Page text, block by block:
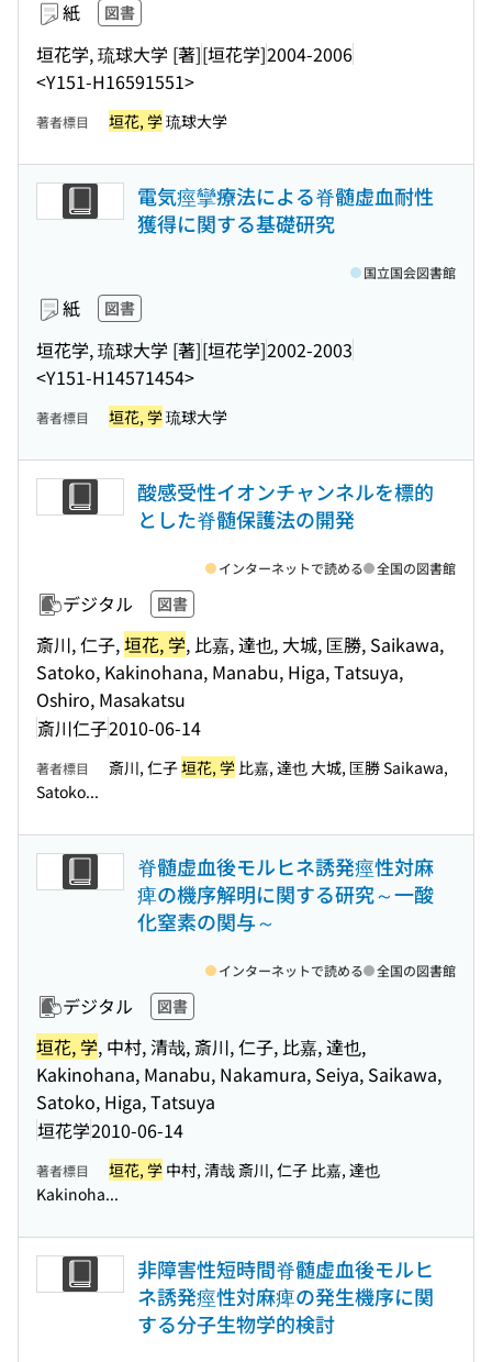
紙 図書
垣花学, 琉球大学 [著][垣花学]2004-2006
<Y151-H16591551>
著者標目 垣花, 学琉球大学
電気痙攣療法による脊髄虚血耐性
獲得に関する基礎研究
紙 図書
垣花学, 琉球大学 [著][垣花学]2002-2003
<Y151-H14571454>
国立国会図書館
著者標目 垣花, 学琉球大学
酸感受性イオンチャンネルを標的
とした脊髄保護法の開発
デジタル 図書
斎川, 仁子,垣花, 学, 比嘉, 達也, 大城, 匡勝, Saikawa,
Satoko, Kakinohana, Manabu, Higa, Tatsuya,
Oshiro, Masakatsu
斎川仁子2010-06-14
インターネットで読める 全国の図書館
著者標目 斎川, 仁子垣花, 学比嘉, 達也 大城, 匡勝 Saikawa,
Satoko...
脊髄虚血後モルヒネ誘発痙性対麻
痺の機序解明に関する研究～一酸
化窒素の関与～
デジタル 図書
垣花, 学, 中村, 清哉, 斎川, 仁子, 比嘉, 達也,
Kakinohana, Manabu, Nakamura, Seiya, Saikawa,
Satoko, Higa, Tatsuya
垣花学2010-06-14
インターネットで読める 全国の図書館
著者標目 垣花, 学 中村, 清哉 斎川, 仁子 比嘉, 達也
Kakinoha...
非障害性短時間脊髄虚血後モルヒ
ネ誘発痙性対麻痺の発生機序に関
する分子生物学的検討